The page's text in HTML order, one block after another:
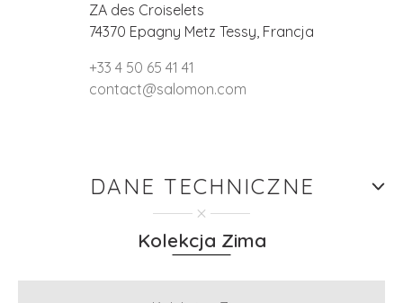
ZA des Croiselets
74370 Epagny Metz Tessy, Francja
+33 4 50 65 41 41
contact@salomon.com
DANE TECHNICZNE
Kolekcja Zima